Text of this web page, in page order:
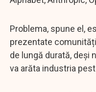
Problema, spune el,
prezentate
de lungă durată, deși
va arăta industria